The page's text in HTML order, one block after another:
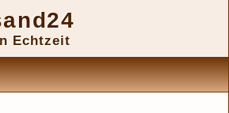
Echtzeit